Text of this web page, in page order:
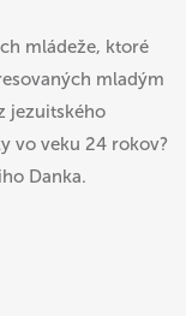
mládeže, ktoré
mladým
jezuitského
vo veku 24 rokov?
Danka.